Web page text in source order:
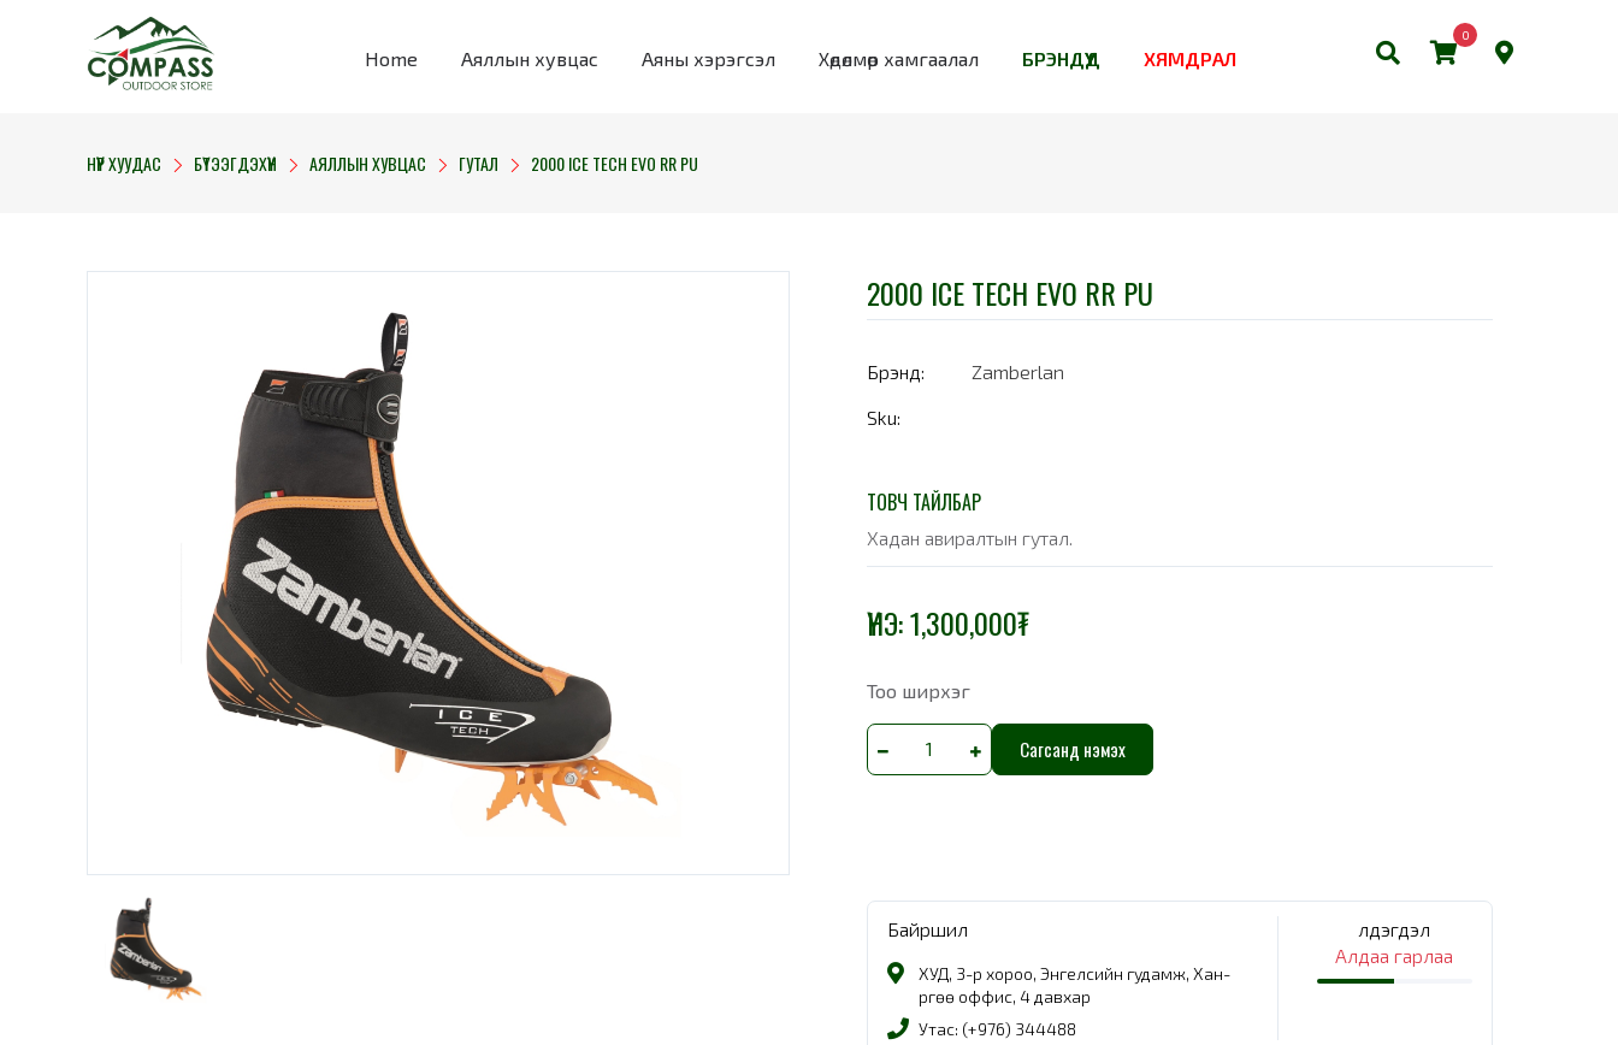
0
Home Аяллын хувцас Аяны хэрэгсэл Хөдөлмөр хамгаалал БРЭНДҮҮД ХЯМДРАЛ
НҮҮР ХУУДАС БҮТЭЭГДЭХҮҮН АЯЛЛЫН ХУВЦАС ГУТАЛ 2000 ICE TECH EVO RR PU
2000 ICE TECH EVO RR PU
Брэнд:
Zamberlan
Sku:
ТОВЧ ТАЙЛБАР
Хадан авиралтын гутал.
ҮНЭ:1,300,000₮
Тоо ширхэг
Сагсанд нэмэх
Байршил
ХУД, 3-р хороо, Энгелсийн гудамж, Хан-
Өргөө оффис, 4 давхар
Утас: (+976) 344488
Үлдэгдэл
Алдаа гарлаа